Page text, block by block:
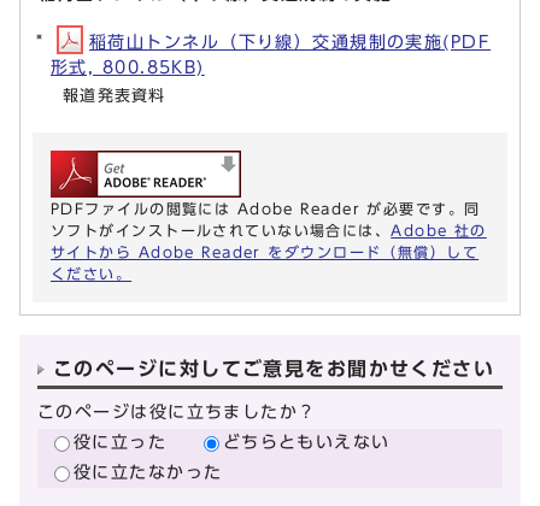
稲荷山トンネル（下り線）交通規制の実施(PDF
形式, 800.85KB)
報道発表資料
PDFファイルの閲覧には Adobe Reader が必要です。同
ソフトがインストールされていない場合には、 Adobe 社の
サイトから Adobe Reader をダウンロード（無償）して
ください。
このページに対してご意見をお聞かせください
このページは役に立ちましたか？
役に立った
どちらともいえない
役に立たなかった